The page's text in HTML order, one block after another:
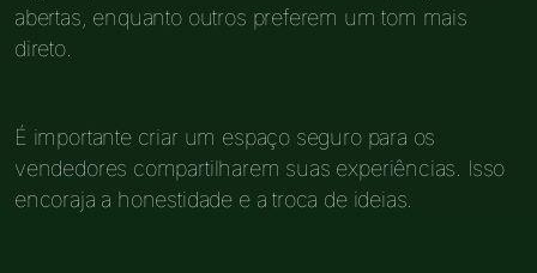
abertas, enquanto outros preferem um tom mais
direto.
É importante criar um espaço seguro para os
vendedores compartilharem suas experiências. Isso
encoraja a honestidade e a troca de ideias.